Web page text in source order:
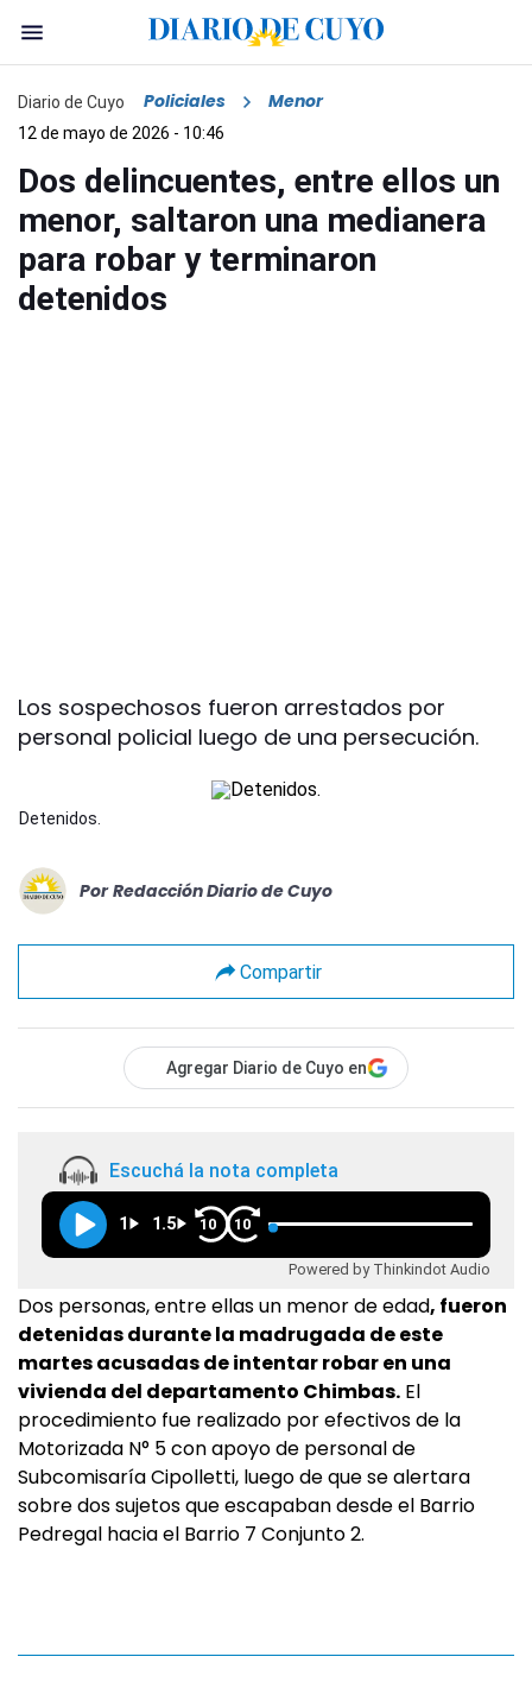
Diario de Cuyo Policiales Menor
12 de mayo de 2026 - 10:46
Dos delincuentes, entre ellos un
menor, saltaron una medianera
para robar y terminaron
detenidos
Los sospechosos fueron arrestados por
personal policial luego de una persecución.
Detenidos.
Por Redacción Diario de Cuyo
Compartir
Agregar Diario de Cuyo en
Escuchá la nota completa
1 1.5 10 10
Powered by Thinkindot Audio
Dos personas, entre ellas un menor de edad, fueron
detenidas durante la madrugada de este
martes acusadas de intentar robar en una
vivienda del departamento Chimbas. El
procedimiento fue realizado por efectivos de la
Motorizada N° 5 con apoyo de personal de
Subcomisaría Cipolletti, luego de que se alertara
sobre dos sujetos que escapaban desde el Barrio
Pedregal hacia el Barrio 7 Conjunto 2.